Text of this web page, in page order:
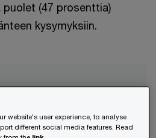
(47 prosenttia)
kysymyksiin.
ja
website's user experience, to analyse
different social media features. Read